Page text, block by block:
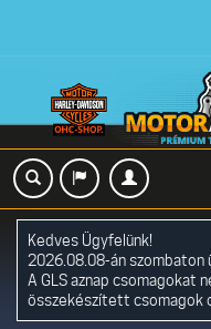
Kedves Ügyfelünk!
2026.08.08-án
A GLS aznap csomagokat
összekészített csomagok